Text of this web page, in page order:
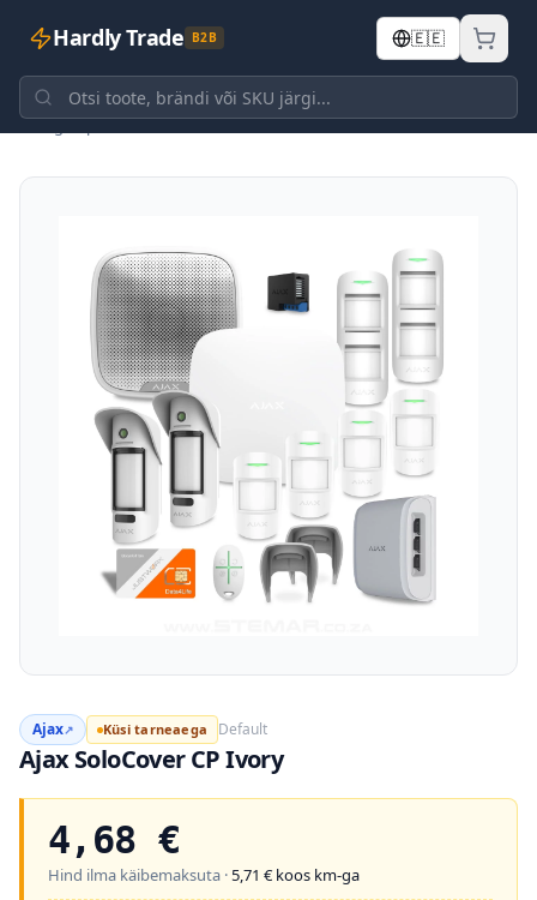
Hardly Trade B2B 🇪🇪
Tagasi poodi
Ajax↗ Küsi tarneaega Default
Ajax SoloCover CP Ivory
4,68 €
Hind ilma käibemaksuta ·5,71 € koos km-ga